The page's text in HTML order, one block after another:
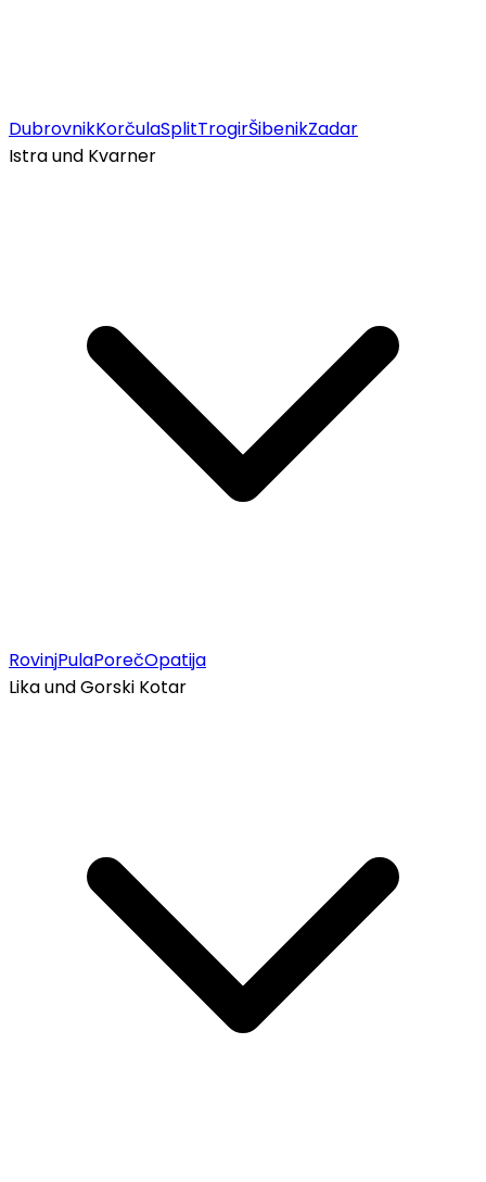
DubrovnikKorčulaSplitTrogirŠibenikZadar
Istra und Kvarner
RovinjPulaPorečOpatija
Lika und Gorski Kotar